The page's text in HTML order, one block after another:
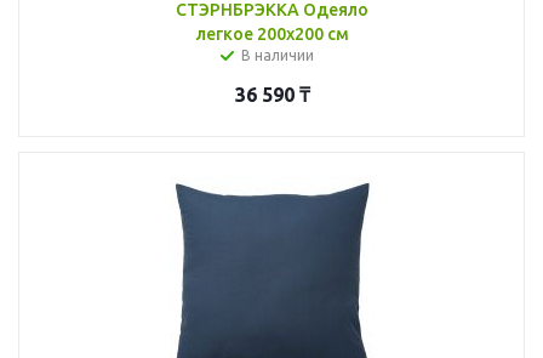
СТЭРНБРЭККА Одеяло
легкое 200x200 см
В наличии
36 590₸